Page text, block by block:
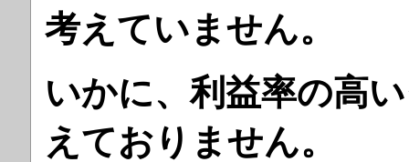
考えていません。
いかに、利益率の高
えておりません。